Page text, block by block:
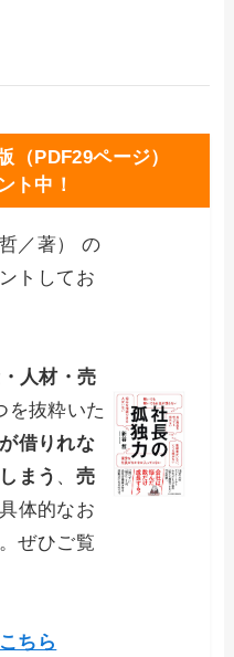
（PDF29ページ）
ト中！
／著） の
トしてお
・人材・売
を抜粋いた
借りれな
まう 、 売
体的なお
ぜひご覧
こちら